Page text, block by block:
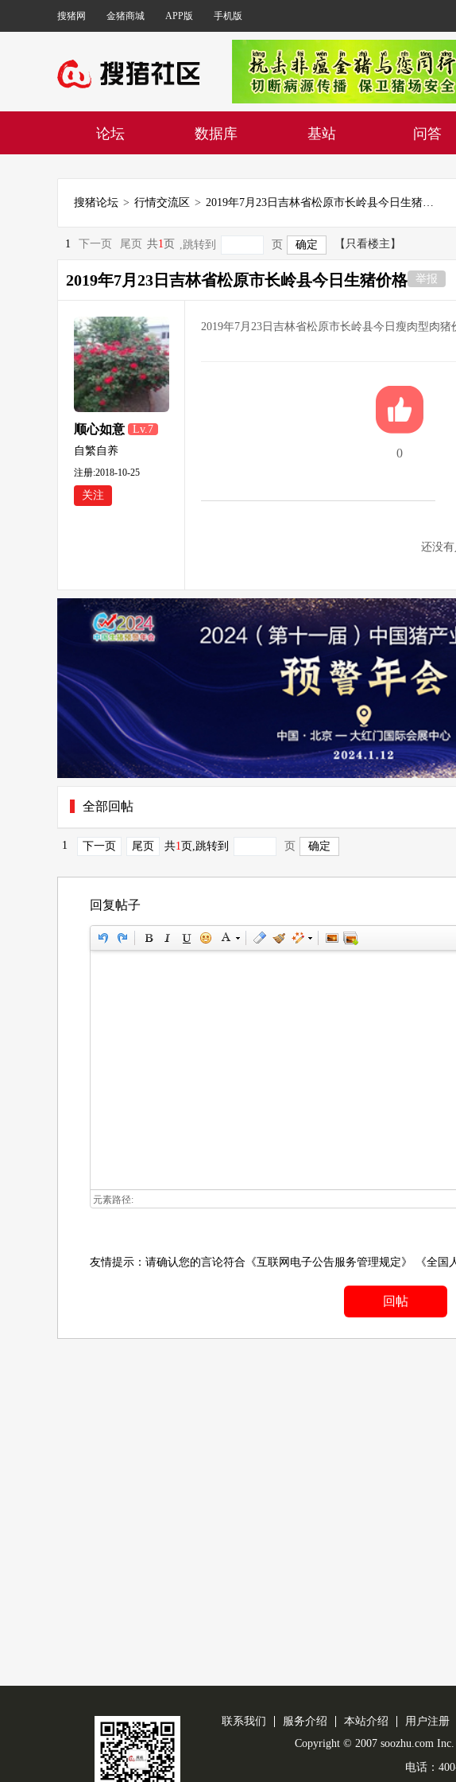
搜猪网 金猪商城 APP版 手机版
论坛 数据库 基站 问答
搜猪论坛 > 行情交流区 > 2019年7月23日吉林省松原市长岭县今日生猪价格
1 下一页 尾页 共1 页 ,跳转到 页 【只看楼主】
2019年7月23日吉林省松原市长岭县今日生猪价格 举报
顺心如意
Lv.7
自繁自养
注册:2018-10-25
关注
2019年7月23日吉林省松原市长岭县今日瘦肉型肉
0
还没
全部回帖
1 下一页 尾页 共1页 ,跳转到 页
回复帖子
元素路径:
友情提示：请确认您的言论符合 《互联网电子公告服务管理规定》 《全国
回帖
联系我们 服务介绍 本站介绍 用户注册
Copyright © 2007 soozhu.com
电话：